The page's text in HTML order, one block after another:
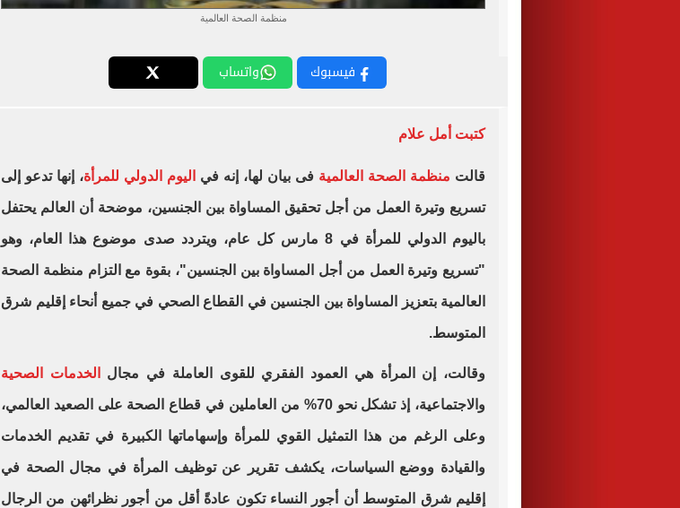
منظمة الصحة العالمية
فيسبوك واتساب
كتبت أمل علام
قالت منظمة الصحة العالمية فى بيان لها، إنه في اليوم الدولي للمرأة، إنها تدعو إلى
تسريع وتيرة العمل من أجل تحقيق المساواة بين الجنسين، موضحة أن العالم يحتفل
باليوم الدولي للمرأة في 8 مارس كل عام، ويتردد صدى موضوع هذا العام، وهو
"تسريع وتيرة العمل من أجل المساواة بين الجنسين"، بقوة مع التزام منظمة الصحة
العالمية بتعزيز المساواة بين الجنسين في القطاع الصحي في جميع أنحاء إقليم شرق
المتوسط.
وقالت، إن المرأة هي العمود الفقري للقوى العاملة في مجال الخدمات الصحية
والاجتماعية، إذ تشكل نحو 70% من العاملين في قطاع الصحة على الصعيد العالمي،
وعلى الرغم من هذا التمثيل القوي للمرأة وإسهاماتها الكبيرة في تقديم الخدمات
والقيادة ووضع السياسات، يكشف تقرير عن توظيف المرأة في مجال الصحة في
إقليم شرق المتوسط أن أجور النساء تكون عادةً أقل من أجور نظرائهن من الرجال